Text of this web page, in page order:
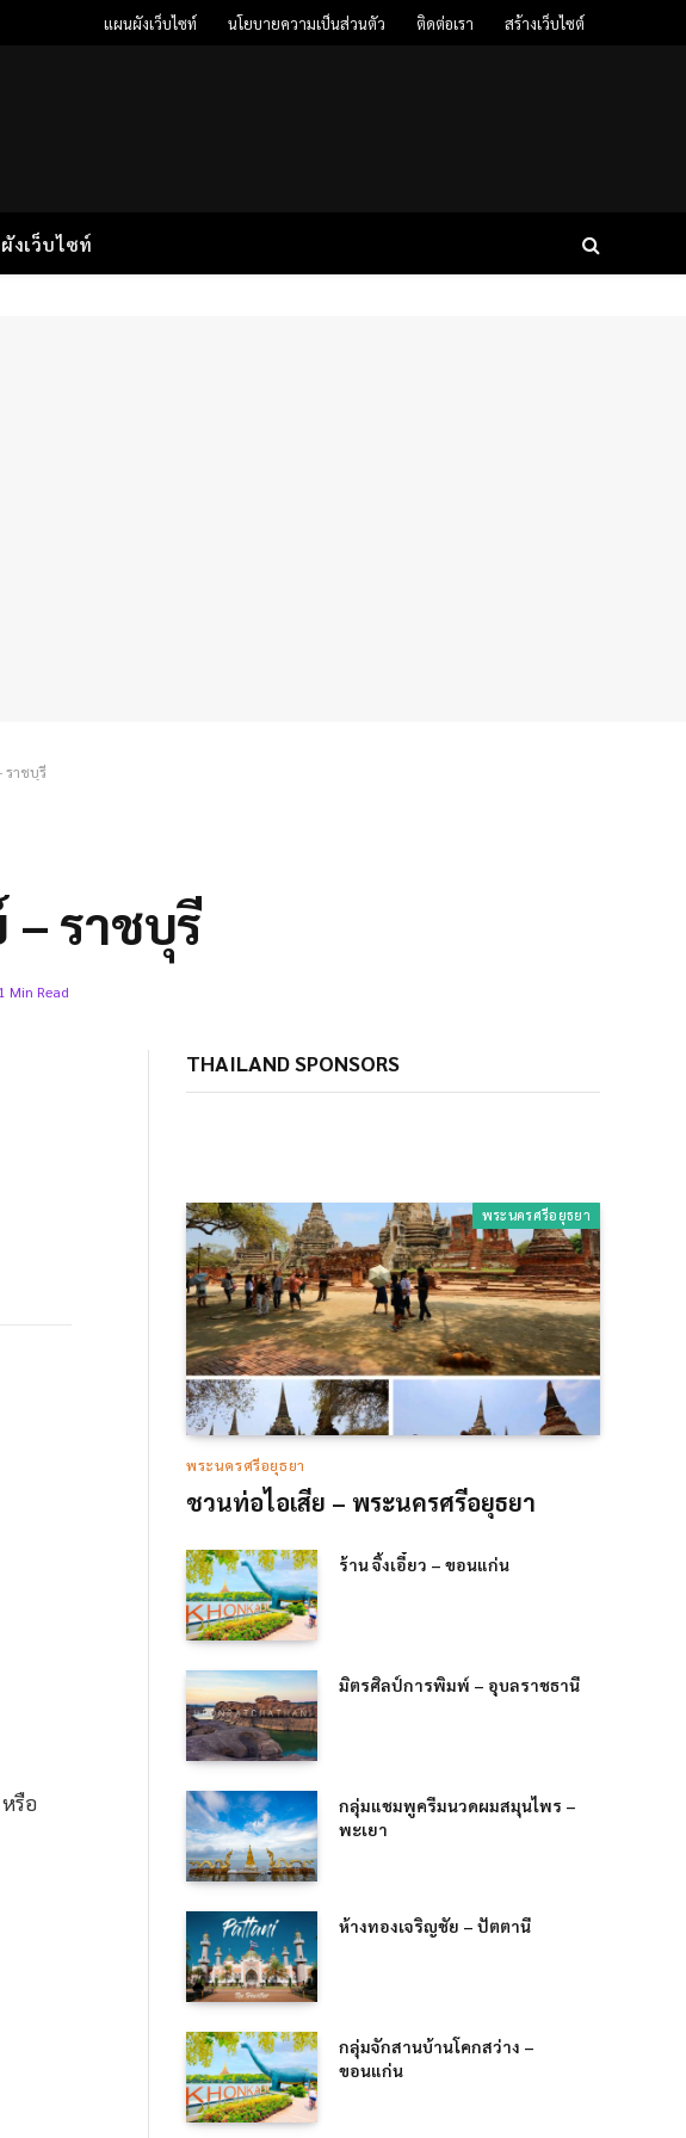
แผนผังเว็บไซท์ นโยบายความเป็นส่วนตัว ติดต่อเรา สร้างเว็บไซต์
งเว็บไซท์
าชบุรี
ราชบุรี
1 Min Read
รือ
THAILAND SPONSORS
พระนครศรีอยุธยา
พระนครศรีอยุธยา
ชวนท่อไอเสีย – พระนครศรีอยุธยา
ร้าน จิ้งเอี๋ยว – ขอนแก่น
มิตรศิลป์การพิมพ์ – อุบลราชธานี
กลุ่มแชมพูครีมนวดผมสมุนไพร –
พะเยา
ห้างทองเจริญชัย – ปัตตานี
กลุ่มจักสานบ้านโคกสว่าง –
ขอนแก่น